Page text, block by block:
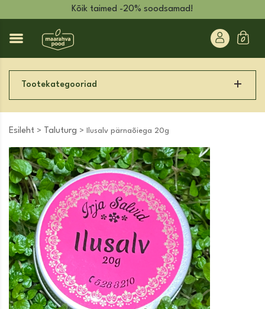
Kõik taimed -20% soodsamad!
Tootekategooriad
Esileht > Taluturg > Ilusalv pärnaõiega 20g